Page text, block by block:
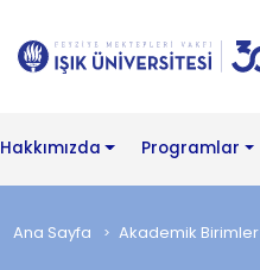
Hakkımızda Programlar
Ana Sayfa Akademik Birimler